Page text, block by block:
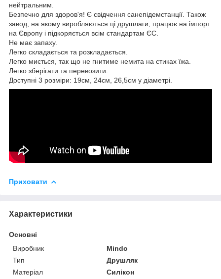
нейтральним.
Безпечно для здоров'я! Є свідчення санепідемстанції. Також
завод, на якому виробляються ці друшлаги, працює на імпорт
на Європу і підкоряється всім стандартам ЄС.
Не має запаху.
Легко складається та розкладається.
Легко миється, так що не гнитиме немита на стиках їжа.
Легко зберігати та перевозити.
Доступні 3 розміри: 19см, 24см, 26,5см у діаметрі.
Приховати
Характеристики
Основні
Виробник
Mindo
Тип
Друшляк
Матеріал
Силікон